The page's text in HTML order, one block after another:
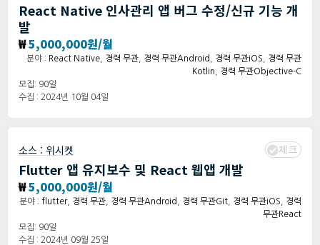
React Native 인사관리 앱 버그 수정/신규 기능 개
발
₩5,000,000원/월
분야 : React Native 경력 무관 경력 무관Android 경력 무관iOS
경력 무관
Kotlin
경력 무관Objective-C
모집: 90일
수집 : 2024년 10월 04일
소스 : 위시켓 체크
Flutter 앱 유지보수 및 React 웹앱 개발
₩5,000,000원/월
분야 : flutter, 경력 무관 경력 무관Android 경력 무관Git 경력 무관iOS
경력
무관React
모집: 90일
수집 : 2024년 09월 25일